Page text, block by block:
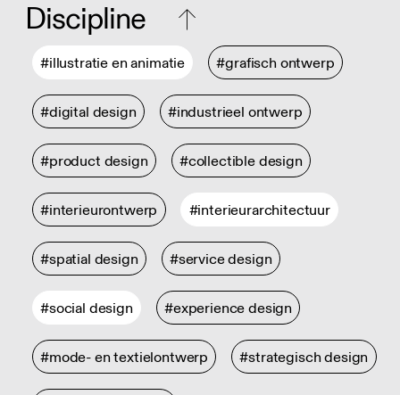
Discipline
#illustratie en animatie #grafisch ontwerp
#digital design #industrieel ontwerp
#product design #collectible design
#interieurontwerp #interieurarchitectuur
#spatial design #service design
#social design #experience design
#mode- en textielontwerp #strategisch design